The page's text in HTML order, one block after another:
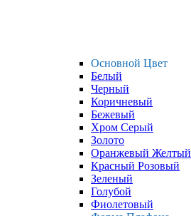
Основной Цвет
Белый
Черный
Коричневый
Бежевый
Хром Серый
Золото
Оранжевый Желтый
Красный Розовый
Зеленый
Голубой
Фиолетовый